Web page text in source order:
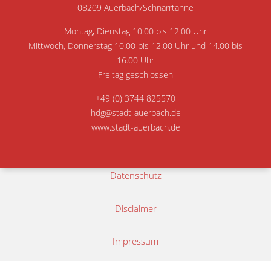
08209 Auerbach/Schnarrtanne
Montag, Dienstag 10.00 bis 12.00 Uhr
Mittwoch, Donnerstag 10.00 bis 12.00 Uhr und 14.00 bis
16.00 Uhr
Freitag geschlossen
+49 (0) 3744 825570
hdg@stadt-auerbach.de
www.stadt-auerbach.de
Datenschutz
Disclaimer
Impressum